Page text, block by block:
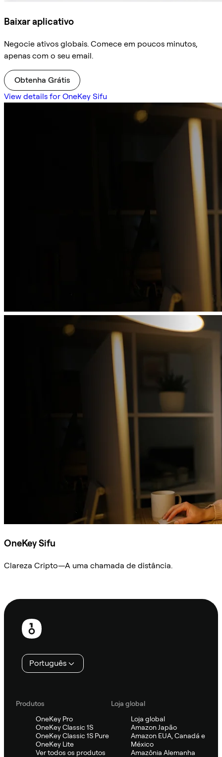
Baixar aplicativo
Negocie ativos globais. Comece em poucos minutos,
apenas com o seu email.
Obtenha Grátis
View details for OneKey Sifu
OneKey Sifu
Clareza Cripto—A uma chamada de distância.
Rodapé
Português
Produtos
OneKey Pro
OneKey Classic 1S
OneKey Classic 1S Pure
OneKey Lite
Ver todos os produtos
Loja global
Loja global
Amazon Japão
Amazon EUA, Canadá e
México
Amazônia Alemanha